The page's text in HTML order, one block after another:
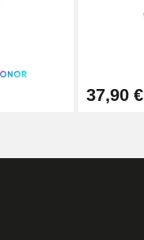
37,90 €